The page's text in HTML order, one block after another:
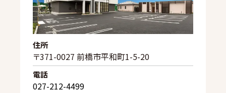
住所
〒371-0027 前橋市平和町1-5-20
電話
027-212-4499